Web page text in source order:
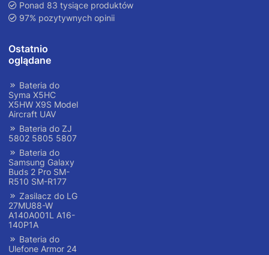
Ponad 83 tysiące produktów
97% pozytywnych opinii
Ostatnio
oglądane
Bateria do
Syma X5HC
X5HW X9S Model
Aircraft UAV
Bateria do ZJ
5802 5805 5807
Bateria do
Samsung Galaxy
Buds 2 Pro SM-
R510 SM-R177
Zasilacz do LG
27MU88-W
A140A001L A16-
140P1A
Bateria do
Ulefone Armor 24